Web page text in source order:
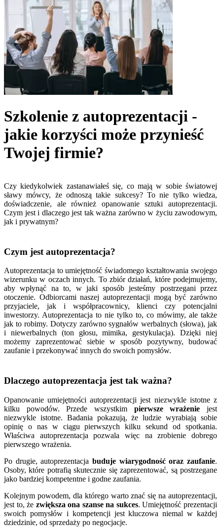
Szkolenie z autoprezentacji -
jakie korzyści może przynieść
Twojej firmie?
Czy kiedykolwiek zastanawiałeś się, co mają w sobie światowej
sławy mówcy, że odnoszą takie sukcesy? To nie tylko wiedza,
doświadczenie, ale również opanowanie sztuki autoprezentacji.
Czym jest i dlaczego jest tak ważna zarówno w życiu zawodowym,
jak i prywatnym?
Czym jest autoprezentacja?
Autoprezentacja to umiejętność świadomego kształtowania swojego
wizerunku w oczach innych. To zbiór działań, które podejmujemy,
aby wpłynąć na to, w jaki sposób jesteśmy postrzegani przez
otoczenie. Odbiorcami naszej autoprezentacji mogą być zarówno
przyjaciele, jak i współpracownicy, klienci czy potencjalni
inwestorzy. Autoprezentacja to nie tylko to, co mówimy, ale także
jak to robimy. Dotyczy zarówno sygnałów werbalnych (słowa), jak
i niewerbalnych (ton głosu, mimika, gestykulacja). Dzięki niej
możemy zaprezentować siebie w sposób pozytywny, budować
zaufanie i przekonywać innych do swoich pomysłów.
Dlaczego autoprezentacja jest tak ważna?
Opanowanie umiejętności autoprezentacji jest niezwykle istotne z
kilku powodów. Przede wszystkim pierwsze wrażenie jest
niezwykle istotne. Badania pokazują, że ludzie wyrabiają sobie
opinię o nas w ciągu pierwszych kilku sekund od spotkania.
Właściwa autoprezentacja pozwala więc na zrobienie dobrego
pierwszego wrażenia.
Po drugie, autoprezentacja buduje wiarygodność oraz zaufanie.
Osoby, które potrafią skutecznie się zaprezentować, są postrzegane
jako bardziej kompetentne i godne zaufania.
Kolejnym powodem, dla którego warto znać się na autoprezentacji,
jest to, że zwiększa ona szanse na sukces. Umiejętność prezentacji
swoich pomysłów i kompetencji jest kluczowa niemal w każdej
dziedzinie, od sprzedaży po negocjacje.